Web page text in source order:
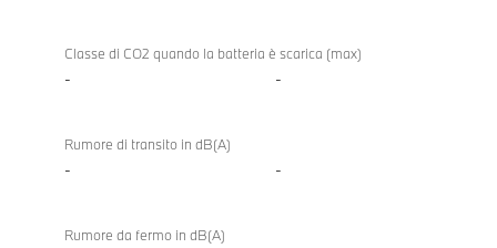
Classe di CO2 quando la batteria è scarica (max)
- -
Rumore di transito in dB(A)
- -
Rumore da fermo in dB(A)